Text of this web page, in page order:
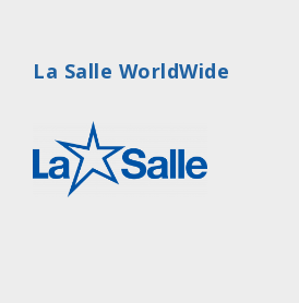
La Salle WorldWide